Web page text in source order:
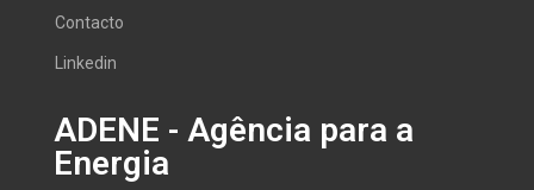
Contacto
Linkedin
ADENE - Agência para a
Energia